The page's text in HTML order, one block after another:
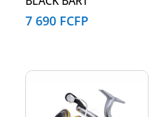
7 690 FCFP